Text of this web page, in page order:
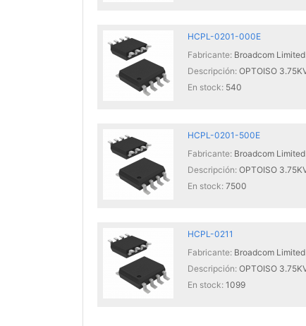
HCPL-0201-000E
Fabricante: Broadcom Limited
Descripción: OPTOISO
En stock: 540
HCPL-0201-500E
Fabricante: Broadcom Limited
Descripción: OPTOISO
En stock: 7500
HCPL-0211
Fabricante: Broadcom Limited
Descripción: OPTOISO
En stock: 1099